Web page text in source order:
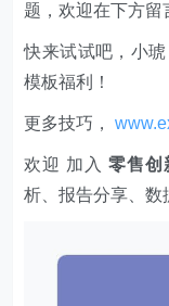
题，欢迎在下方留
快来试试吧，小
模板福利​​​​！
更多技巧，
欢迎 加入 零售创
析、报告分享、数